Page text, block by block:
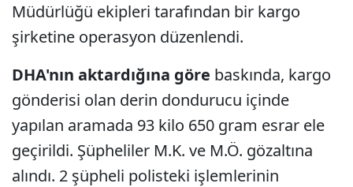
Müdürlüğü ekipleri tarafından bir kargo
şirketine operasyon düzenlendi.
DHA'nın aktardığına göre baskında, kargo
gönderisi olan derin dondurucu içinde
yapılan aramada 93 kilo 650 gram esrar ele
geçirildi. Şüpheliler M.K. ve M.Ö. gözaltına
alındı. 2 şüpheli polisteki işlemlerinin